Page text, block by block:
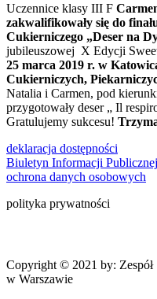
Uczennice klasy III F
zakwalifikowały się do
Cukierniczego „Deser na
jubileuszowej X Edycji
25 marca 2019 r. w
Cukierniczych,
Natalia i Carmen, pod
przygotowały deser „ Il
Gratulujemy sukcesu!
deklaracja dostępności
Biuletyn Informacji Publicznej
ochrona danych osobowych
polityka prywatności
Copyright © 2021 by: Zespół
w Warszawie